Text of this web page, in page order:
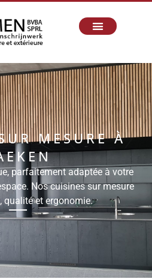
MESURE À
parfaitement adaptée à votre
Nos cuisines sur mesure
qualité et ergonomie.